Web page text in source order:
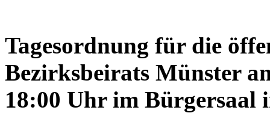
Tagesordnung für die
Bezirksbeirats Münster
18:00 Uhr im